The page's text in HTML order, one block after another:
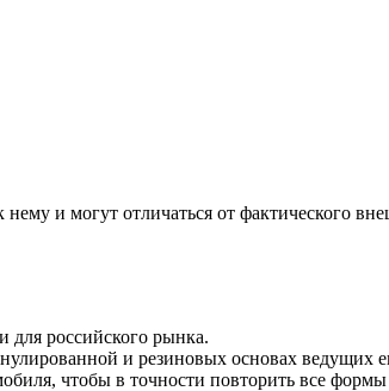
и могут отличаться от фактического
для российского рынка.
и резиновых основах ведущих
чтобы в точности повторить все